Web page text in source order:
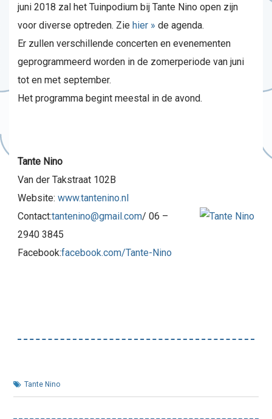
juni 2018 zal het Tuinpodium bij Tante Nino open zijn
voor diverse optreden. Zie hier » de agenda.
Er zullen verschillende concerten en evenementen
geprogrammeerd worden in de zomerperiode van juni
tot en met september.
Het programma begint meestal in de avond.
Tante Nino
Van der Takstraat 102B
Website: www.tantenino.nl
Contact:tantenino@gmail.com/ 06 –
2940 3845
Facebook:facebook.com/Tante-Nino
Tante Nino